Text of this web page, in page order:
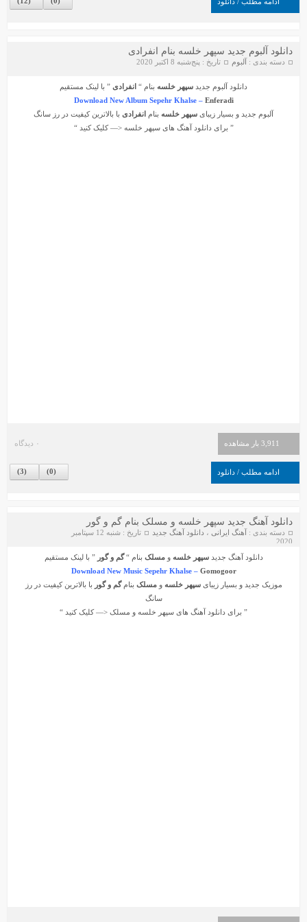
دانلود آلبوم جدید سپهر خلسه بنام انفرادی
دسته بندی :آلبوم تاریخ : پنج‌شنبه 8 اکتبر 2020
دانلود آلبوم جدید سپهر خلسه بنام “ انفرادی ” با لینک مستقیم
Download New Album Sepehr Khalse – Enferadi
آلبوم جدید و بسیار زیبای سپهر خلسه بنام انفرادی با بالاترین کیفیت در رز سانگ
” برای دانلود آهنگ هایسپهر خلسه <— کلیک کنید “
3,911 بار مشاهده ۰ دیدگاه
ادامه مطلب / دانلود (
3
) (
0
)
دانلود آهنگ جدید سپهر خلسه و مسلک بنام گم و گور
دسته بندی :آهنگ ایرانی ، دانلود آهنگ جدید
تاریخ : شنبه 12 سپتامبر
2020
دانلود آهنگ جدید سپهر خلسهو مسلک بنام “گم و گور” با لینک مستقیم
Download New Music Sepehr Khalse –Gomogoor
موزیک جدید و بسیار زیبایسپهر خلسهو مسلک بنام گم و گور با بالاترین کیفیت در رز
سانگ
” برای دانلود آهنگ های سپهر خلسه و مسلک <— کلیک کنید “